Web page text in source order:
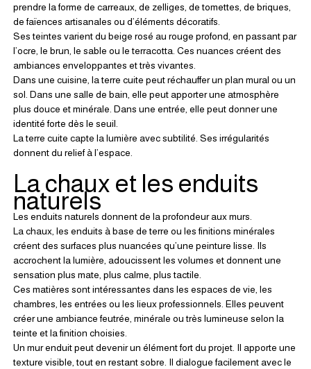
prendre la forme de carreaux, de zelliges, de tomettes, de briques,
de faïences artisanales ou d’éléments décoratifs.
Ses teintes varient du beige rosé au rouge profond, en passant par
l’ocre, le brun, le sable ou le terracotta. Ces nuances créent des
ambiances enveloppantes et très vivantes.
Dans une cuisine, la terre cuite peut réchauffer un plan mural ou un
sol. Dans une salle de bain, elle peut apporter une atmosphère
plus douce et minérale. Dans une entrée, elle peut donner une
identité forte dès le seuil.
La terre cuite capte la lumière avec subtilité. Ses irrégularités
donnent du relief à l’espace.
La chaux et les enduits
naturels
Les enduits naturels donnent de la profondeur aux murs.
La chaux, les enduits à base de terre ou les finitions minérales
créent des surfaces plus nuancées qu’une peinture lisse. Ils
accrochent la lumière, adoucissent les volumes et donnent une
sensation plus mate, plus calme, plus tactile.
Ces matières sont intéressantes dans les espaces de vie, les
chambres, les entrées ou les lieux professionnels. Elles peuvent
créer une ambiance feutrée, minérale ou très lumineuse selon la
teinte et la finition choisies.
Un mur enduit peut devenir un élément fort du projet. Il apporte une
texture visible, tout en restant sobre. Il dialogue facilement avec le